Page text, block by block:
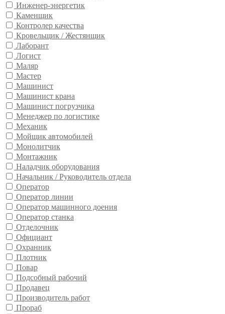
Инженер-энергетик
Каменщик
Контролер качества
Кровельщик / Жестянщик
Лаборант
Логист
Маляр
Мастер
Машинист
Машинист крана
Машинист погрузчика
Менеджер по логистике
Механик
Мойщик автомобилей
Монолитчик
Монтажник
Наладчик оборудования
Начальник / Руководитель отдела
Оператор
Оператор линии
Оператор машинного доения
Оператор станка
Отделочник
Официант
Охранник
Плотник
Повар
Подсобный рабочий
Продавец
Производитель работ
Прораб